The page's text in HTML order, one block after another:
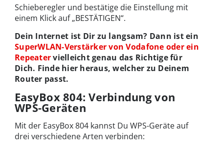
Schieberegler und bestätige die Einstellung mit
einem Klick auf „BESTÄTIGEN“.
Dein Internet ist Dir zu langsam? Dann ist ein
SuperWLAN-Verstärker von Vodafone oder ein
Repeatervielleicht genau das Richtige für
Dich. Finde hier heraus, welcher zu Deinem
Router passt.
EasyBox 804: Verbindung von
WPS-Geräten
Mit der EasyBox 804 kannst Du WPS-Geräte auf
drei verschiedene Arten verbinden: